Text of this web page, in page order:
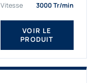
exclusivement
fabriquée...
Vitesse
3000 Tr/min
VOIR LE
PRODUIT